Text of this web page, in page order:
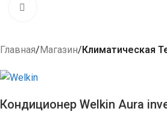
Главная Магазин Климатическая
Кондиционер Welkin Aura